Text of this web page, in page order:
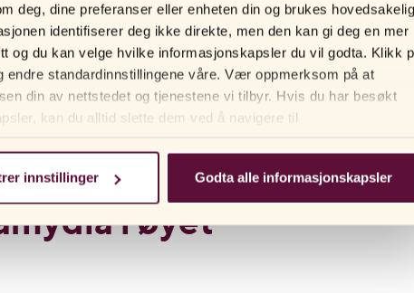
deg, dine preferanser eller enheten din og brukes hovedsakelig
identifiserer deg ikke direkte, men den kan gi deg en mer
og du kan velge hvilke informasjonskapsler du vil godta. Klikk
standardinnstillingene våre. Vær oppmerksom på at
din av nettstedet og tjenestene vi tilbyr. Hvis du har besøkt
kan du alltid slette dem ved å navigere til
innstillinger Godta alle informasjonskapsler
at man blir steril eller at risikoen for
til bitestikkelbetennelse eller betennelse i
i øyet